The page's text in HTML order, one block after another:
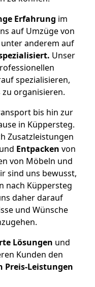
Erfahrung im
auf Umzüge von
anderem auf
Unser
spezialisieren,
zu organisieren.
bis hin zur
in Küppersteg.
Zusatzleistungen
und Entpacken von
von Möbeln und
sind uns bewusst,
nach Küppersteg
daher darauf
und Wünsche
Lösungen und
Kunden den
Preis-Leistungen